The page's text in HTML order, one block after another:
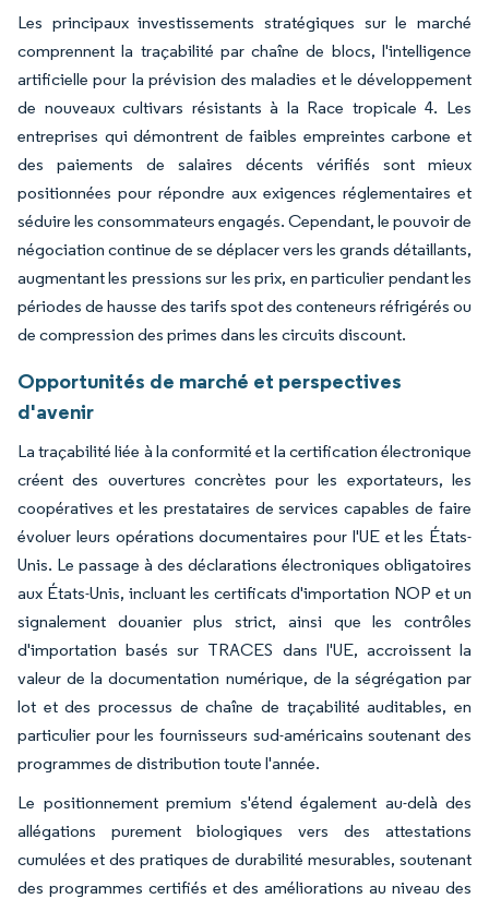
Les principaux investissements stratégiques sur le marché
comprennent la traçabilité par chaîne de blocs, l'intelligence
artificielle pour la prévision des maladies et le développement
de nouveaux cultivars résistants à la Race tropicale 4. Les
entreprises qui démontrent de faibles empreintes carbone et
des paiements de salaires décents vérifiés sont mieux
positionnées pour répondre aux exigences réglementaires et
séduire les consommateurs engagés. Cependant, le pouvoir de
négociation continue de se déplacer vers les grands détaillants,
augmentant les pressions sur les prix, en particulier pendant les
périodes de hausse des tarifs spot des conteneurs réfrigérés ou
de compression des primes dans les circuits discount.
Opportunités de marché et perspectives
d'avenir
La traçabilité liée à la conformité et la certification électronique
créent des ouvertures concrètes pour les exportateurs, les
coopératives et les prestataires de services capables de faire
évoluer leurs opérations documentaires pour l'UE et les États-
Unis. Le passage à des déclarations électroniques obligatoires
aux États-Unis, incluant les certificats d'importation NOP et un
signalement douanier plus strict, ainsi que les contrôles
d'importation basés sur TRACES dans l'UE, accroissent la
valeur de la documentation numérique, de la ségrégation par
lot et des processus de chaîne de traçabilité auditables, en
particulier pour les fournisseurs sud-américains soutenant des
programmes de distribution toute l'année.
Le positionnement premium s'étend également au-delà des
allégations purement biologiques vers des attestations
cumulées et des pratiques de durabilité mesurables, soutenant
des programmes certifiés et des améliorations au niveau des